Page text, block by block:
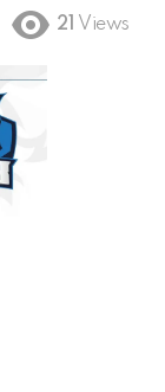
21 Views